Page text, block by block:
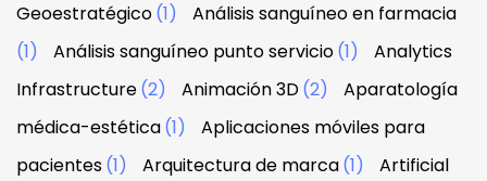
Geoestratégico(1)
Análisis sanguíneo en farmacia
(1)
Análisis sanguíneo punto servicio(1)
Analytics
Infrastructure(2) Animación 3D(2)
Aparatología
médica-estética(1)
Aplicaciones móviles para
pacientes(1) Arquitectura de marca(1)
Artificial